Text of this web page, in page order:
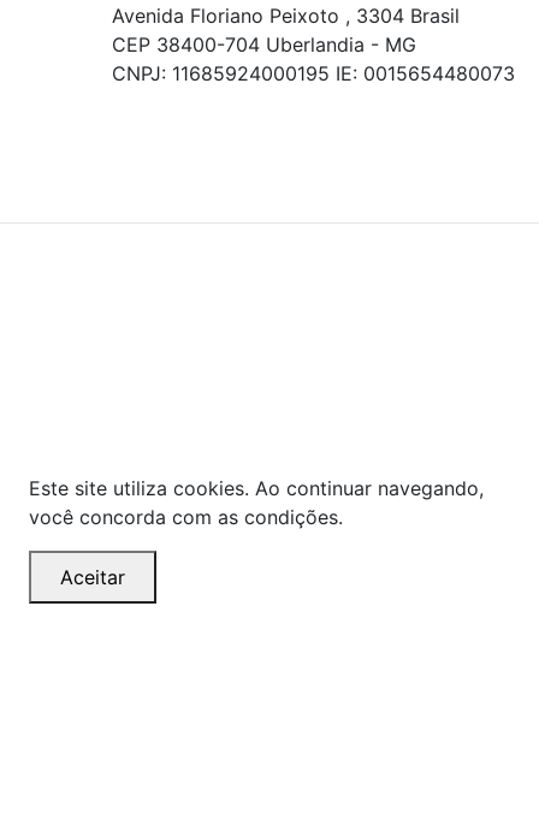
Avenida Floriano Peixoto , 3304 Brasil
CEP 38400-704 Uberlandia - MG
CNPJ: 11685924000195 IE: 0015654480073
Este site utiliza cookies. Ao continuar navegando,
você concorda com as condições.
Aceitar